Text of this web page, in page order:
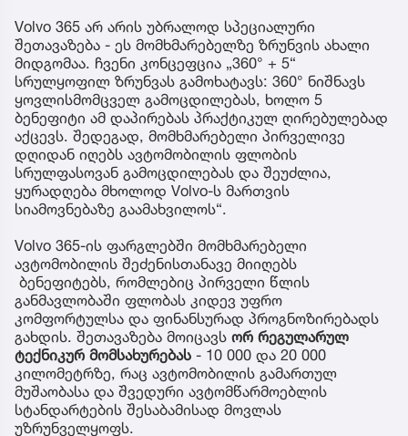
Volvo 365 არ არის უბრალოდ სპეციალური
შეთავაზება - ეს მომხმარებელზე ზრუნვის ახალი
მიდგომაა. ჩვენი კონცეფცია „360° + 5“
სრულყოფილ ზრუნვას გამოხატავს: 360° ნიშნავს
ყოვლისმომცველ გამოცდილებას, ხოლო 5
ბენეფიტი ამ დაპირებას პრაქტიკულ ღირებულებად
აქცევს. შედეგად, მომხმარებელი პირველივე
დღიდან იღებს ავტომობილის ფლობის
სრულფასოვან გამოცდილებას და შეუძლია,
ყურადღება მხოლოდ Volvo-ს მართვის
სიამოვნებაზე გაამახვილოს“.
Volvo 365-ის ფარგლებში მომხმარებელი
ავტომობილის შეძენისთანავე მიიღებს
ბენეფიტებს, რომლებიც პირველი წლის
განმავლობაში ფლობას კიდევ უფრო
კომფორტულსა და ფინანსურად პროგნოზირებადს
გახდის. შეთავაზება მოიცავს ორ რეგულარულ
ტექნიკურ მომსახურებას - 10 000 და 20 000
კილომეტრზე, რაც ავტომობილის გამართულ
მუშაობასა და შვედური ავტომწარმოებლის
სტანდარტების შესაბამისად მოვლას
უზრუნველყოფს.